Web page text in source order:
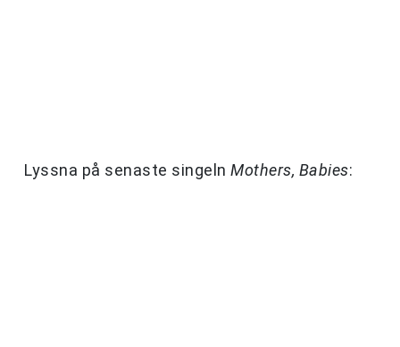
Lyssna på senaste singeln Mothers, Babies: